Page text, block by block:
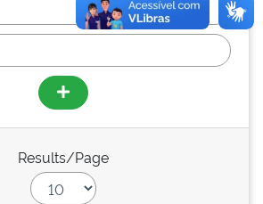
Results/Page